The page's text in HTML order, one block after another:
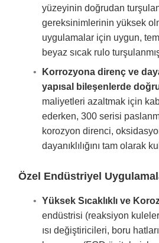
yüzeyinin doğrudan
gereksinimlerinin yüksek
uygulamalar için uygun,
beyaz sıcak rulo
Korrozyona direnç ve
yapısal bileşenlerde
maliyetleri azaltmak için
ederken, 300 serisi
korozyon direnci,
dayanıklılığını tam olarak
Özel Endüstriyel
Yüksek Sıcaklıklı ve
endüstrisi (reaksiyon
ısı değiştiricileri, boru